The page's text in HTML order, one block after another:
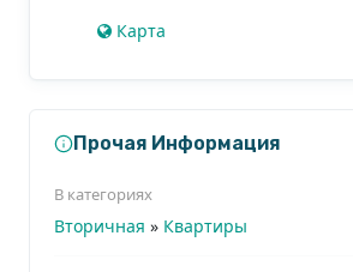
Карта
Прочая Информация
В категориях
Вторичная » Квартиры